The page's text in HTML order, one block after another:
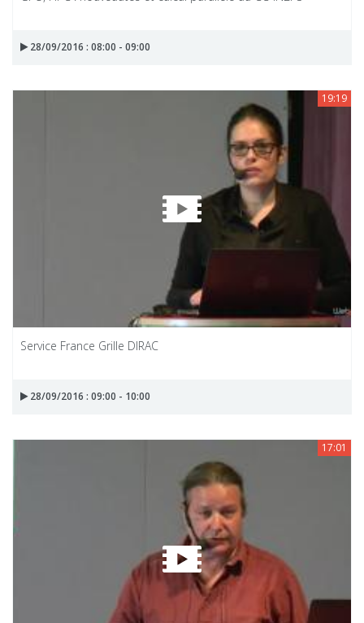
28/09/2016 : 08:00 - 09:00
19:19
Service France Grille DIRAC
28/09/2016 : 09:00 - 10:00
17:01